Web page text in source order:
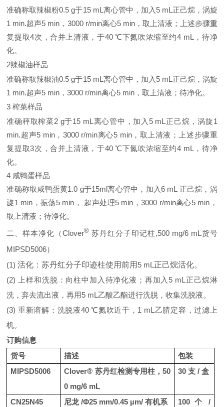
准确称取辣椒粉0.5 g于15 mL离心管中，加入 5 mL正己烷，涡旋
1 min.超声5 min ， 3000 r/min离心5 min，取上清液；上述步骤重
复提取4次，合并上清液，于40℃下氮吹浓缩至约4 mL ，待净
化。
2辣椒油样品
准确称取辣椒油0.5 g于15 mL离心管中，加入 5 mL正己烷，涡旋
1 min.超声5 min ，3000 r/min离心5 min ，取上清液；待净化。
3榨菜样品
准确秤取榨菜2 g于15 mL离心管中，加入 5 mL正己烷，涡旋1
min.超声5 min， 3000 r/min离心5 min，取上清液；上述步骤重
复提取3次，合并上清液，于40℃下氮吹浓缩至约4 mL ，待净
化。
4 咸鸭蛋样品
准确称取咸鸭蛋黄1.0 g于15ml离心管中，加入6 mL 正己烷，涡
旋1 min ，振荡5 min ， 超声处理5 min ，3000 r/min离心5 min ，
取上清液；待净化。
二、样本净化（Clover®苏丹红分子印记柱,500 mg/6 mL货号
MIPSD5006）
(1)活化：苏丹红分子印迹柱使用前用 5 mL正己烷活化。
(2)
上样和洗脱：向柱中加入待净化液；再加入 5 mL正己烷淋
洗，弃去流出液，再用5 mL乙酸乙酯进行洗脱，收集洗脱液。
(3)重新溶解：洗脱液40℃氮吹近干， 1 mL乙腈定容，过滤上
机。
订购信息
货号
描述
包装
MIPSD5006
Clover® 苏丹红检测专用柱，50
0 mg/6 mL
30支 /盒
CN25N45 尼龙 /Φ25 mm/0.45 µm/有机系 100个
/